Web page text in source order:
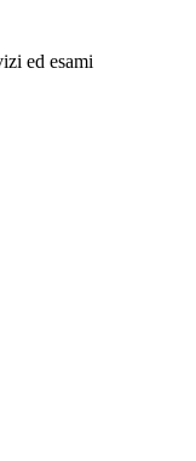
ed esami